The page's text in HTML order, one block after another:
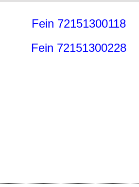
Fein 72151300118
Fein 72151300228